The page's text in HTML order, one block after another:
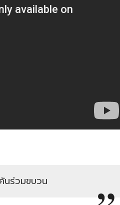
นร่วมขบวน